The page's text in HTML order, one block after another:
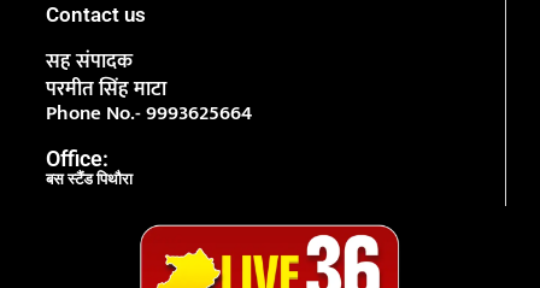
Contact us
सह संपादक
परमीत सिंह माटा
Phone No.- 9993625664
Office:
बस स्टैंड पिथौरा